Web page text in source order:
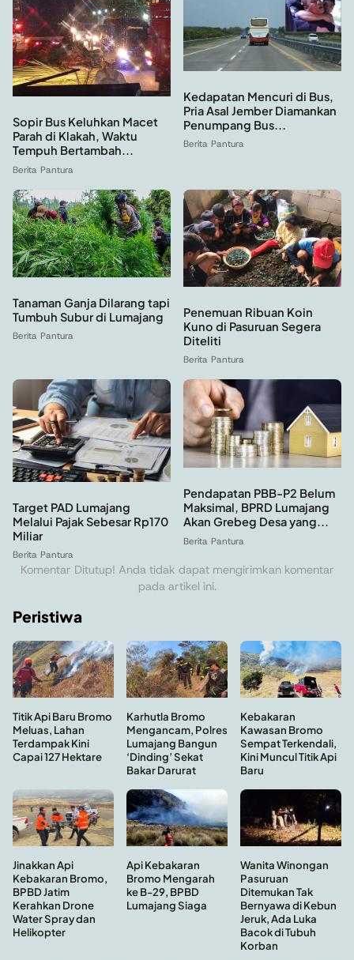
Sopir Bus Keluhkan Macet
Parah di Klakah, Waktu
Tempuh Bertambah...
Berita Pantura
Kedapatan Mencuri di Bus,
Pria Asal Jember Diamankan
Penumpang Bus...
Berita Pantura
Tanaman Ganja Dilarang tapi
Tumbuh Subur di Lumajang
Berita Pantura
Penemuan Ribuan Koin
Kuno di Pasuruan Segera
Diteliti
Berita Pantura
Target PAD Lumajang
Melalui Pajak Sebesar Rp170
Miliar
Berita Pantura
Pendapatan PBB-P2 Belum
Maksimal, BPRD Lumajang
Akan Grebeg Desa yang...
Berita Pantura
Komentar Ditutup! Anda tidak dapat mengirimkan komentar
pada artikel ini.
Peristiwa
Titik Api Baru Bromo
Meluas, Lahan
Terdampak Kini
Capai 127 Hektare
Karhutla Bromo
Mengancam, Polres
Lumajang Bangun
‘Dinding’ Sekat
Bakar Darurat
Kebakaran
Kawasan Bromo
Sempat Terkendali,
Kini Muncul Titik Api
Baru
Jinakkan Api
Kebakaran Bromo,
BPBD Jatim
Kerahkan Drone
Water Spray dan
Helikopter
Api Kebakaran
Bromo Mengarah
ke B-29, BPBD
Lumajang Siaga
Wanita Winongan
Pasuruan
Ditemukan Tak
Bernyawa di Kebun
Jeruk, Ada Luka
Bacok di Tubuh
Korban